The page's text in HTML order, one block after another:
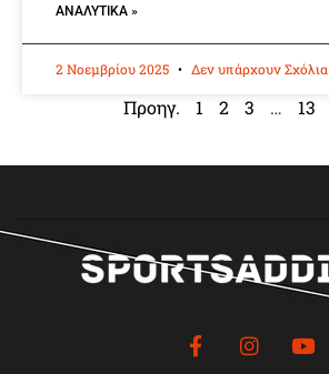
ΑΝΑΛΥΤΙΚΆ »
2 Νοεμβρίου 2025 Δεν υπάρχουν Σχόλια
Προηγ. 1 2 3 … 13